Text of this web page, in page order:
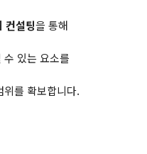
컨설팅을 통해
수 있는 요소를
를 확보합니다.